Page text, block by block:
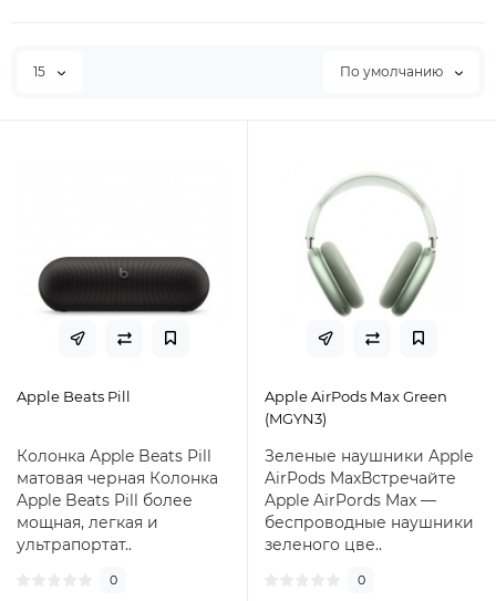
15 По умолчанию
Apple Beats Pill
Колонка Apple Beats Pill
матовая черная Колонка
Apple Beats Pill более
мощная, легкая и
ультрапортат..
0
Apple AirPods Max Green
(MGYN3)
Зеленые наушники Apple
AirPods MaxВстречайте
Apple AirPords Max —
беспроводные наушники
зеленого цве..
0